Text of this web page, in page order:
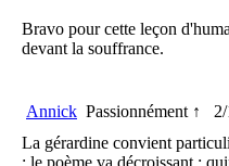
Bravo pour cette leçon
devant la souffrance.
Annick Passionnément ↑
La gérardine convient
: le poème va décroissant :